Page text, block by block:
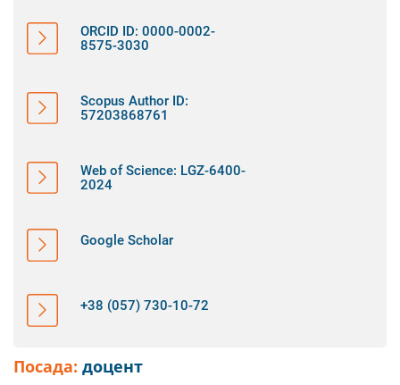
ORCID ID: 0000-0002-
8575-3030
Scopus Author ID:
57203868761
Web of Science: LGZ-6400-
2024
Google Scholar
+38 (057) 730-10-72
Посада: доцент